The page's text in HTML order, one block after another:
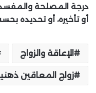
درجة المصلحة
أو تأخيره، أو تحديده
الإعاقة والزواج
زواج المعاقين